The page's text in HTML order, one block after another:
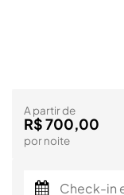
A partir de
R$ 700,00
por noite